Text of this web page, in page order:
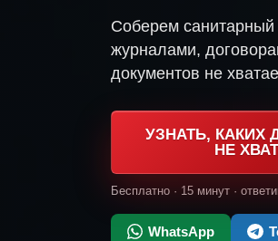
Соберем
журналами,
документов не
УЗНАТЬ, КАКИХ
НЕ
Бесплатно · 15 минут ·
WhatsApp